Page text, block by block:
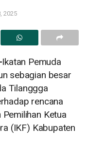
2025
Ikatan Pemuda
sebagian besar
Tilanggga
rencana
Ketua
(IKF) Kabupaten